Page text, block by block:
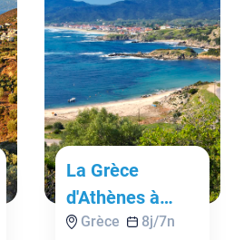
La Grèce
d'Athènes à
Thessalonique
Grèce 8j/7n